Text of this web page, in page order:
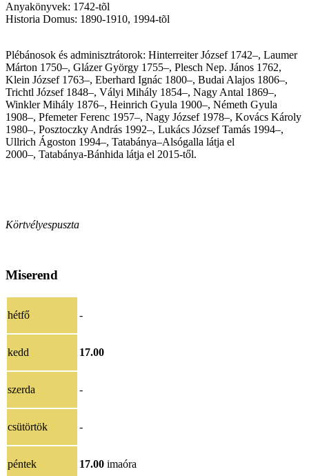
Anyakönyvek: 1742-tõl
Historia Domus: 1890-1910, 1994-tõl
Plébánosok és adminisztrátorok: Hinterreiter József 1742–, Laumer
Márton 1750–, Glázer György 1755–, Plesch Nep. János 1762,
Klein József 1763–, Eberhard Ignác 1800–, Budai Alajos 1806–,
Trichtl József 1848–, Vályi Mihály 1854–, Nagy Antal 1869–,
Winkler Mihály 1876–, Heinrich Gyula 1900–, Németh Gyula
1908–, Pfemeter Ferenc 1957–, Nagy József 1978–, Kovács Károly
1980–, Posztoczky András 1992–, Lukács József Tamás 1994–,
Ullrich Ágoston 1994–, Tatabánya–Alsógalla látja el
2000–, Tatabánya-Bánhida látja el 2015-től.
Körtvélyespuszta
Miserend
hétfő -
kedd 17.00
szerda -
csütörtök -
péntek 17.00 imaóra